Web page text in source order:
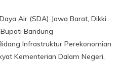
Air (SDA) Jawa Barat, Dikki
Bandung
Infrastruktur Perekonomian
Kementerian Dalam Negeri,